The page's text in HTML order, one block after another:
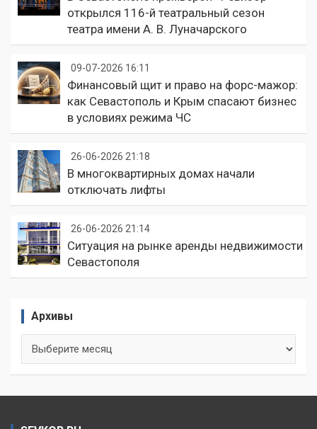
открылся 116-й театральный сезон
театра имени А. В. Луначарского
09-07-2026 16:11
Финансовый щит и право на форс-мажор:
как Севастополь и Крым спасают бизнес
в условиях режима ЧС
26-06-2026 21:18
В многоквартирных домах начали
отключать лифты
26-06-2026 21:14
Ситуация на рынке аренды недвижимости
Севастополя
Архивы